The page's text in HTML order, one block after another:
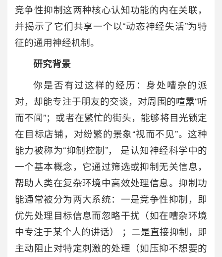
竞争性抑制这两种核心认知功能的内在关联，
并揭示了它们共享一个以“动态神经失活”为特
征的通用神经机制。
研究背景
你是否有过这样的经历：身处嘈杂的派
对，却能专注于朋友的交谈，对周围的喧嚣“听
而不闻”；或者在繁忙的街头，能够将目光锁定
在目标店铺，对纷繁的景象“视而不见”。这种
能力被称为“抑制控制”， 是认知神经科学中的
一个基本概念，它通过筛选或抑制无关信息，
帮助人类在复杂环境中高效处理信息。抑制功
能通常被分为两大系统：一是竞争性抑制，即
优先处理目标信息而忽略干扰（如在嘈杂环境
中专注于某个人的讲话） ；二是直接抑制，即
主动阻止对特定刺激的处理（如压抑不想要的